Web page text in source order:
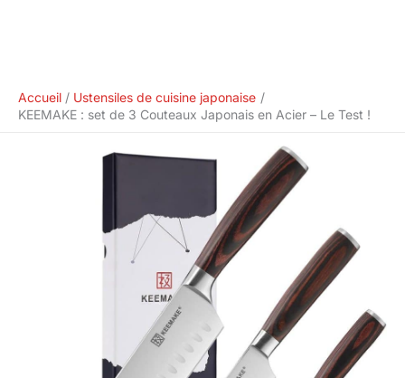
Accueil
Ustensiles de cuisine japonaise
KEEMAKE : set de 3 Couteaux Japonais en Acier – Le Test !